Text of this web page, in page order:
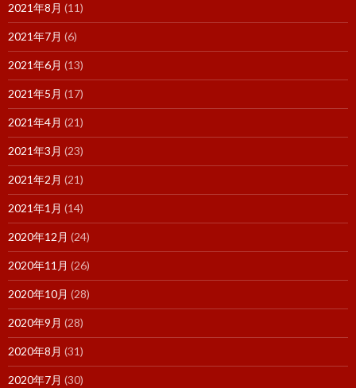
2021年8月 (11)
2021年7月 (6)
2021年6月 (13)
2021年5月 (17)
2021年4月 (21)
2021年3月 (23)
2021年2月 (21)
2021年1月 (14)
2020年12月 (24)
2020年11月 (26)
2020年10月 (28)
2020年9月 (28)
2020年8月 (31)
2020年7月 (30)